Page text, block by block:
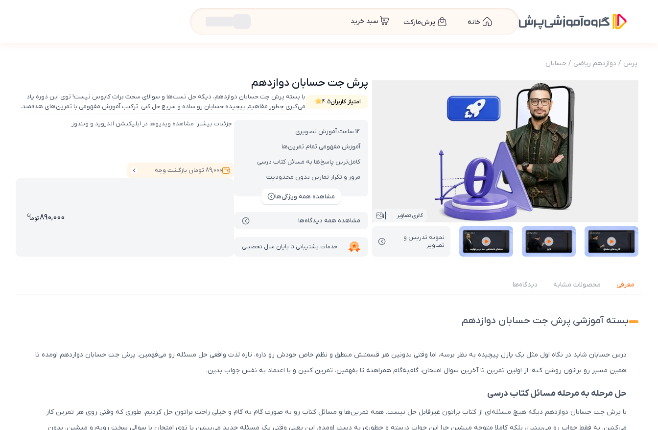
خانه پرش‌مارکت سبد خرید
پرش / دوازدهم ریاضی / حسابان
گالری تصاویر 1
نمونه تدریس‌ و
تصاویر
پرش جت حسابان دوازدهم
امتیاز کاربران4.5
با بسته پرش جت حسابان دوازدهم، دیگه حل تست‌ها و سوالای سخت برات کابوس نیست! توی این دوره یاد
می‌گیری چطور مفاهیم پیچیده حسابان رو ساده و سریع حل کنی. ترکیب آموزش مفهومی با تمرین‌های هدفمند،
باعث میشه هر امتحان یا کنکوری رو با اعتمادبه‌نفس رد کنی!
14 ساعت آموزش تصویری
آموزش مفهومی تمام تمرین‌ها
کامل‌ترین پاسخ‌ها به مسائل کتاب درسی
مرور و تکرار تمارین بدون محدودیت
مشاهده همه ویژگی‌ها
مشاهده همه دیدگاه‌ها
خدمات پشتیبانی تا پایان سال تحصیلی
جزئیات بیشتر: مشاهده ویدیوها در اپلیکیشن اندروید و ویندوز
89,000 تومان بازگشت وجه
890,000توما
ن
قیمت پرش جت حسابان
معرفی محصولات مشابه دیدگاه‌ها
بسته آموزشی پرش جت حسابان دوازدهم
درس حسابان شاید در نگاه اول مثل یک پازل پیچیده به نظر برسه، اما وقتی بدونین هر قسمتش منطق و نظم خاص خودش رو داره، تازه لذت واقعی حل مسئله رو می‌فهمین. پرش جت حسابان دوازدهم اومده تا
همین مسیر رو براتون روشن کنه؛ از اولین تمرین تا آخرین سوال امتحان، گام‌به‌گام همراهته تا بفهمین، تمرین کنین و با اعتماد به نفس جواب بدین.
حل مرحله به مرحله مسائل کتاب درسی
با پرش جت حسابان دوازدهم دیگه هیچ مسئله‌ای از کتاب براتون غیرقابل حل نیست. همه تمرین‌ها و مسائل کتاب رو به صورت گام به گام و خیلی راحت براتون حل کردیم، طوری که وقتی روی هر تمرین کار
می‌کنین، نه فقط جواب رو می‌بینین، بلکه کاملا متوجه میشین چرا این جواب درسته و چطوری به دست اومده. این یعنی وقتی یک مسئله جدید می‌بینین یا توی امتحان با سوالی سخت روبه‌رو میشین، بدون